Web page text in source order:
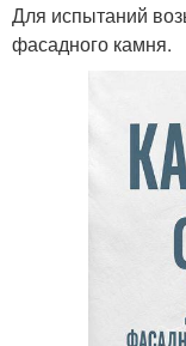
Для испытаний
фасадного камня.